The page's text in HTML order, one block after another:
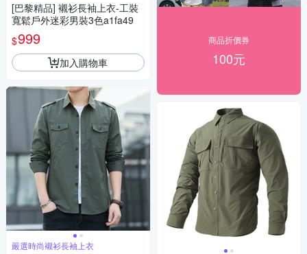
[巴黎精品] 襯衫長袖上衣-工裝
寬鬆戶外迷彩男裝3色a1fa49
$999
加入購物車
嚴選時尚襯衫長袖上衣
商品折價券
100元